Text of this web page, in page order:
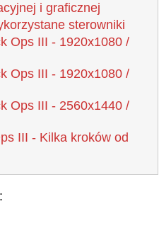
i graficznej
sterowniki
Ops III - 1920x1080 /
Ops III - 1920x1080 /
Ops III - 2560x1440 /
III - Kilka kroków od